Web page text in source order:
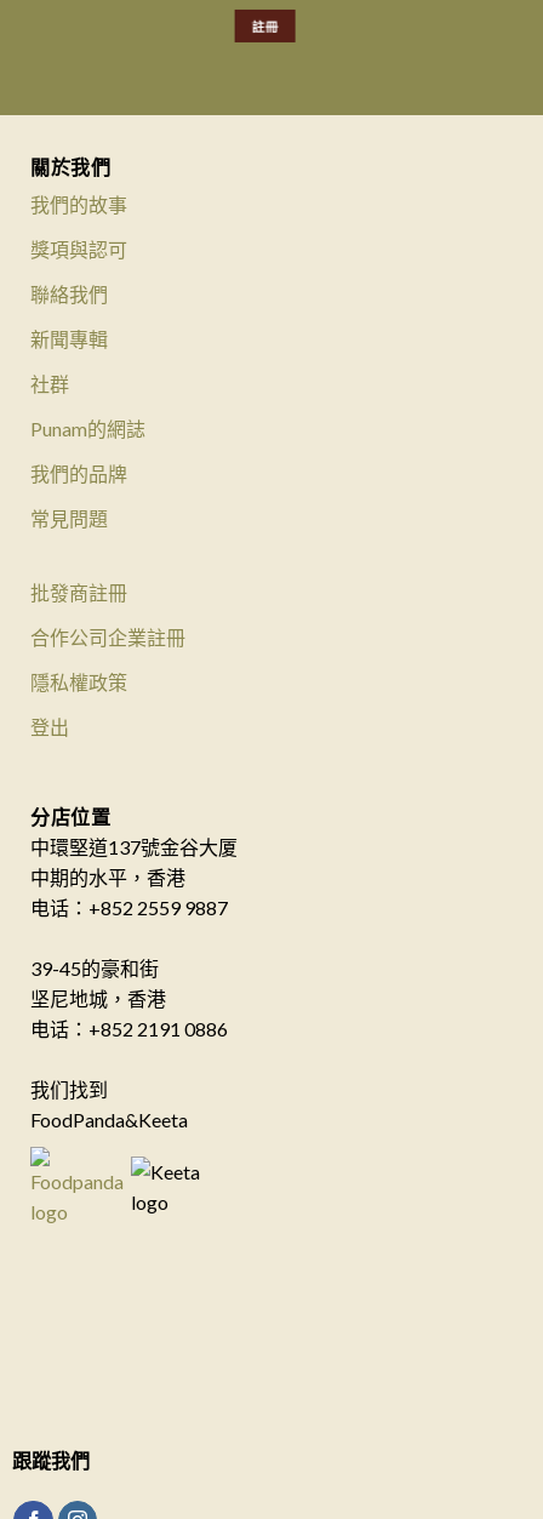
關於我們
我們的故事
獎項與認可
聯絡我們
新聞專輯
社群
Punam的網誌
我們的品牌
常見問題
批發商註冊
合作公司企業註冊
隱私權政策
登出
分店位置
中環堅道137號金谷大厦
中期的水平，香港
电话：+852 2559 9887
39-45的豪和街
坚尼地城，香港
电话：+852 2191 0886
我们找到
FoodPanda&Keeta
跟蹤我們